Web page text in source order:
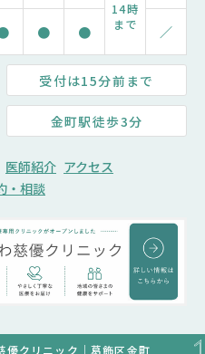
14時
まで
● ● ／
受付は15分前まで
金町駅徒歩3分
医師紹介 アクセス
・相談
クリニック｜葛飾区金町